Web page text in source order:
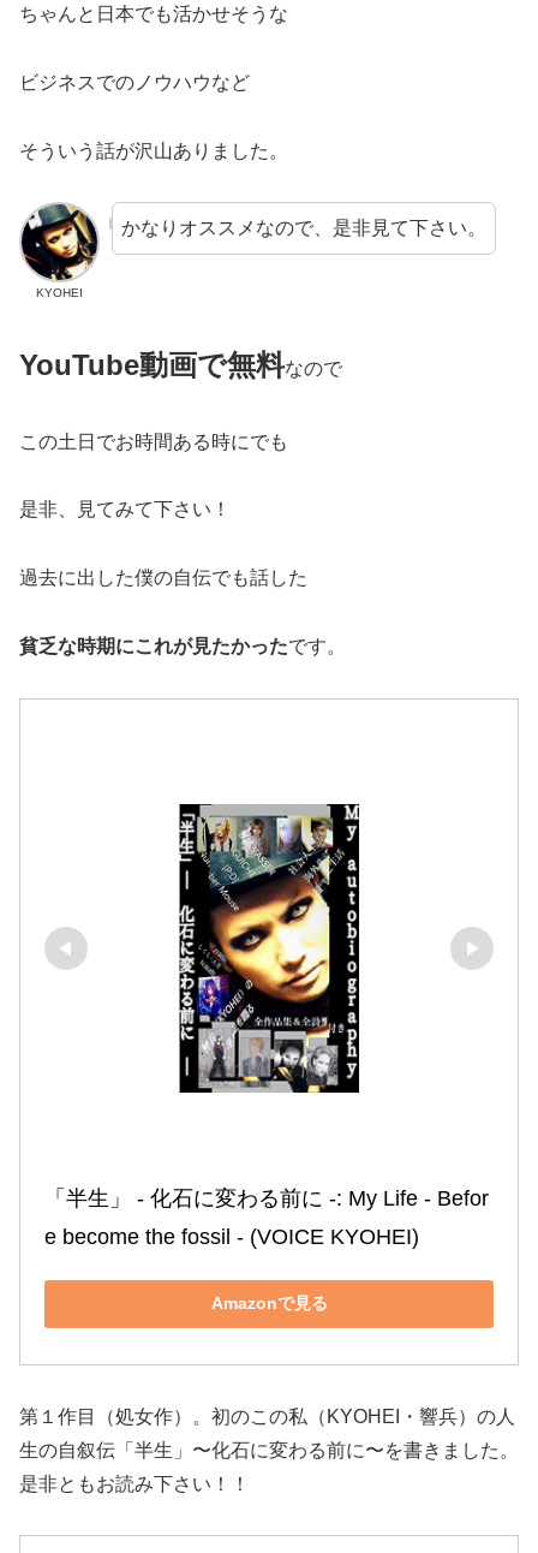
ちゃんと日本でも活かせそうな
ビジネスでのノウハウなど
そういう話が沢山ありました。
KYOHEI
かなりオススメなので、是非見て下さい。
YouTube動画で無料なので
この土日でお時間ある時にでも
是非、見てみて下さい！
過去に出した僕の自伝でも話した
貧乏な時期にこれが見たかったです。
「半生」 ‐ 化石に変わる前に ‐: My Life ‐ Befor
e become the fossil ‐ (VOICE KYOHEI)
Amazonで見る
第１作目（処女作）。初のこの私（KYOHEI・響兵）の人
生の自叙伝「半生」〜化石に変わる前に〜を書きました。
是非ともお読み下さい！！